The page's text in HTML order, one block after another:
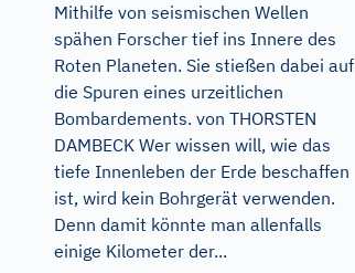
Mithilfe von seismischen Wellen
spähen Forscher tief ins Innere des
Roten Planeten. Sie stießen dabei auf
die Spuren eines urzeitlichen
Bombardements. von THORSTEN
DAMBECK Wer wissen will, wie das
tiefe Innenleben der Erde beschaffen
ist, wird kein Bohrgerät verwenden.
Denn damit könnte man allenfalls
einige Kilometer der...